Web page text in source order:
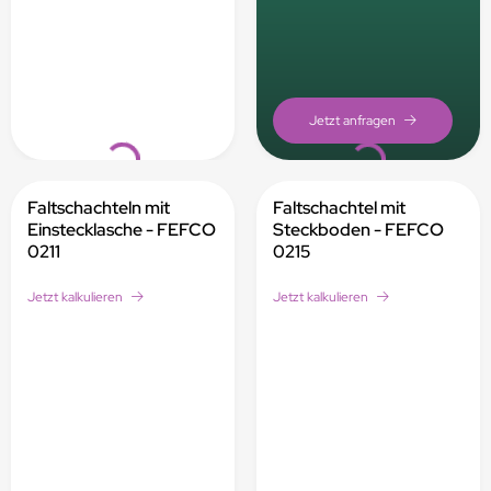
Loading... Loading...
Faltschachteln mit
Einstecklasche - FEFCO
0211
Jetzt kalkulieren
Faltschachtel mit
Steckboden - FEFCO
0215
Jetzt kalkulieren